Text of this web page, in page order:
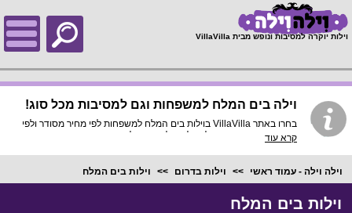
וילות יוקרה למסיבות ונופש מבית VillaVilla
וילה בים המלח למשפחות וגם למסיבות מכל סוג!
בחרו באתר VillaVilla בוילות בים המלח למשפחות לפי מחיר מסודר ולפי
מספר חדרים, באתר שלנו וילות בלעדיות שלא תמצאו בשום מקום אחר
קרא עוד
וילה וילה - עמוד ראשי וילות בדרום וילות בים המלח
וילות בים המלח